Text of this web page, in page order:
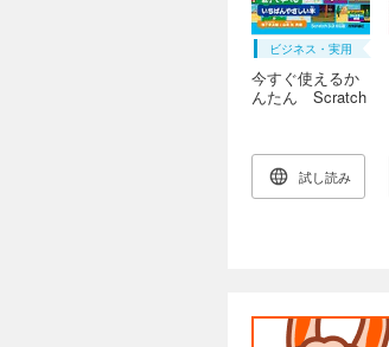
ビジネス・実用
今すぐ使えるか
んたん Scratch
試し読み